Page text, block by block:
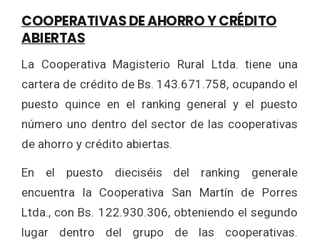
COOPERATIVAS DE AHORRO Y CRÉDITO
ABIERTAS
La Cooperativa Magisterio Rural Ltda. tiene una
cartera de crédito de Bs. 143.671.758, ocupando el
puesto quince en el ranking general y el puesto
número uno dentro del sector de las cooperativas
de ahorro y crédito abiertas.
En el puesto dieciséis del ranking generale
encuentra la Cooperativa San Martín de Porres
Ltda., con Bs. 122.930.306, obteniendo el segundo
lugar dentro del grupo de las cooperativas.